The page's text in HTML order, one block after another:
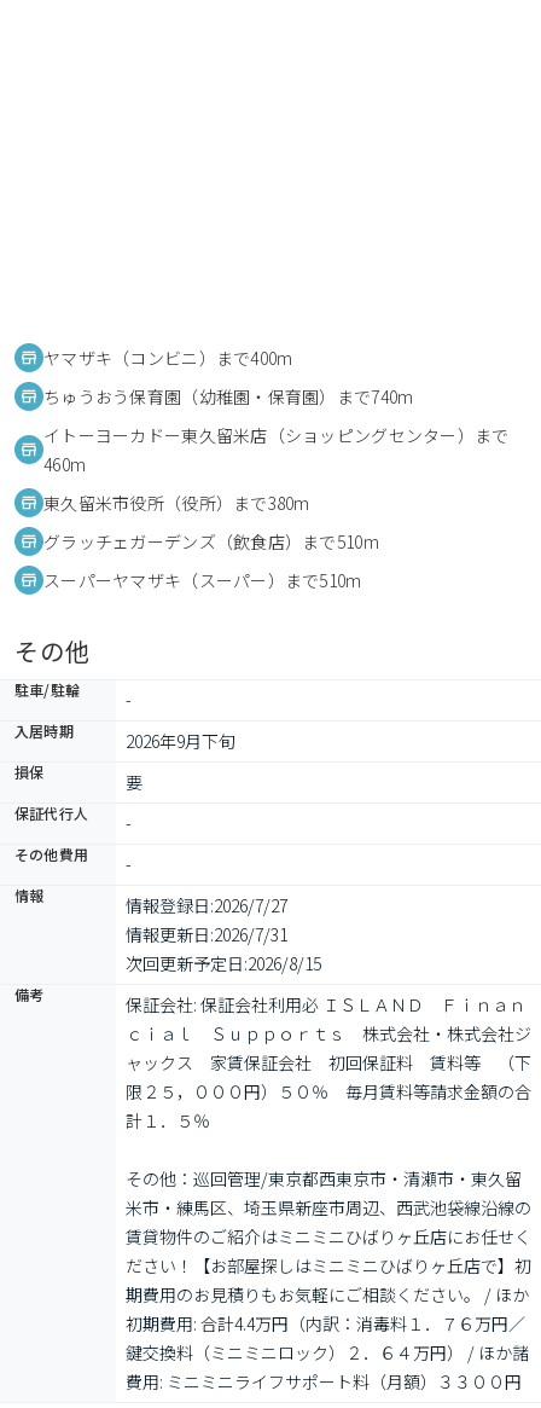
ヤマザキ（コンビニ）まで400m
ちゅうおう保育園（幼稚園・保育園）まで740m
イトーヨーカドー東久留米店（ショッピングセンター）まで
460m
東久留米市役所（役所）まで380m
グラッチェガーデンズ（飲食店）まで510m
スーパーヤマザキ（スーパー）まで510m
その他
駐車/駐輪 -
入居時期 2026年9月下旬
損保 要
保証代行人 -
その他費用 -
情報 情報登録日:2026/7/27
情報更新日:2026/7/31
次回更新予定日:2026/8/15
備考
保証会社: 保証会社利用必 ＩＳＬＡＮＤ　Ｆｉｎａｎ
ｃｉａｌ　Ｓｕｐｐｏｒｔｓ　株式会社・株式会社ジ
ャックス　家賃保証会社　初回保証料　賃料等　（下
限２５，０００円）５０％　毎月賃料等請求金額の合
計１．５％
その他：巡回管理/東京都西東京市・清瀬市・東久留
米市・練馬区、埼玉県新座市周辺、西武池袋線沿線の
賃貸物件のご紹介はミニミニひばりヶ丘店にお任せく
ださい！【お部屋探しはミニミニひばりヶ丘店で】初
期費用のお見積りもお気軽にご相談ください。 / ほか
初期費用: 合計4.4万円（内訳：消毒料１．７６万円／
鍵交換料（ミニミニロック）２．６４万円） / ほか諸
費用: ミニミニライフサポート料（月額）３３００円